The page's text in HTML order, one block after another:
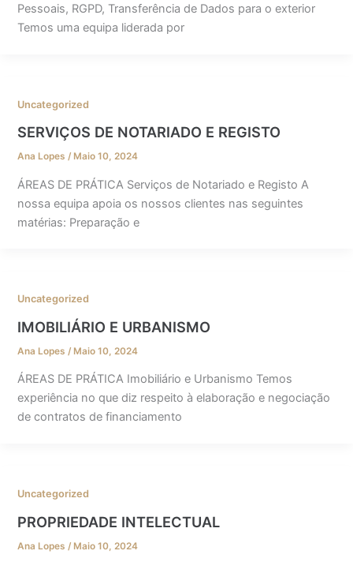
Pessoais, RGPD, Transferência de Dados para o exterior
Temos uma equipa liderada por
Uncategorized
SERVIÇOS DE NOTARIADO E REGISTO
Ana Lopes / Maio 10, 2024
ÁREAS DE PRÁTICA Serviços de Notariado e Registo A
nossa equipa apoia os nossos clientes nas seguintes
matérias: Preparação e
Uncategorized
IMOBILIÁRIO E URBANISMO
Ana Lopes / Maio 10, 2024
ÁREAS DE PRÁTICA Imobiliário e Urbanismo Temos
experiência no que diz respeito à elaboração e negociação
de contratos de financiamento
Uncategorized
PROPRIEDADE INTELECTUAL
Ana Lopes / Maio 10, 2024